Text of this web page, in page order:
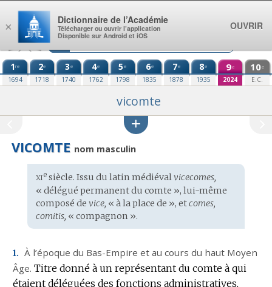
Aller au contenu
1re
1694
2e
1718
3e
1740
4e
1762
5e
1798
6e
1835
7e
1878
8e
1935
9e
2024
10e
E.C.
vicomte
VICOMTE nom masculin
Étymologie
:
xiesiècle. Issu du latin médiévalvicecomes,
« délégué permanent du comte », lui-même
composé de vice, « à la place de », etcomes,
comitis, « compagnon ».
1. À l’époque du Bas-Empire et au cours du haut Moyen
Âge. Titre donné à un représentant du comte à qui
étaient déléguées des fonctions administratives,
×
Dictionnaire de l’Académie
Télécharger ou ouvrir l’application
Disponible sur Android et iOS
OUVRIR